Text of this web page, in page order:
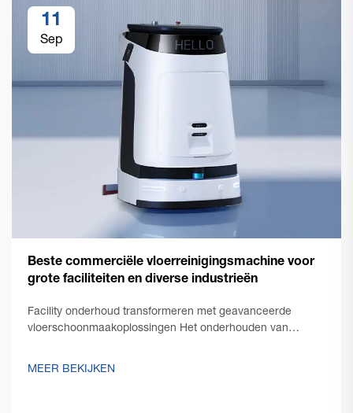
11
Sep
Beste commerciële vloerreinigingsmachine voor
grote faciliteiten en diverse industrieën
Facility onderhoud transformeren met geavanceerde
vloerschoonmaakoplossingen Het onderhouden van
unieke uitdagingen, die robuuste en efficiënte oplossingen
MEER BEKIJKEN